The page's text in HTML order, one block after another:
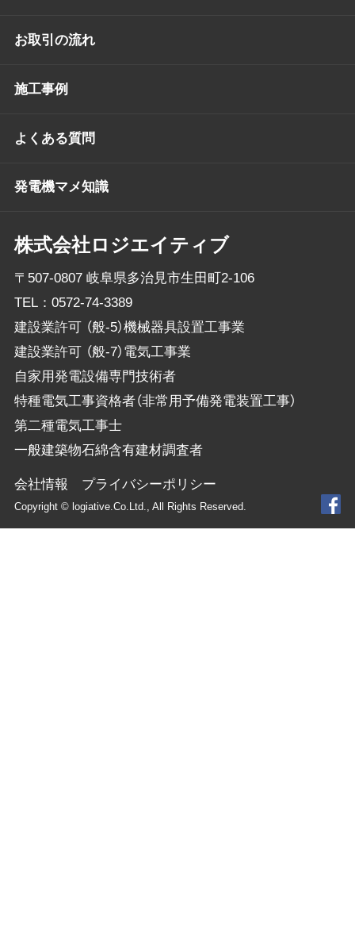
株式会社ロジエイティブ
〒507-0807 岐阜県多治見市生田町2-106
TEL： 0572-74-3389
建設業許可 （般-5）機械器具設置工事業
建設業許可 （般-7）電気工事業
自家用発電設備専門技術者
特種電気工事資格者（非常用予備発電装置工事）
第二種電気工事士
一般建築物石綿含有建材調査者
お取引の流れ
施工事例
よくある質問
発電機マメ知識
会社情報 プライバシーポリシー
Copyright © logiative.Co.Ltd., All Rights Reserved.